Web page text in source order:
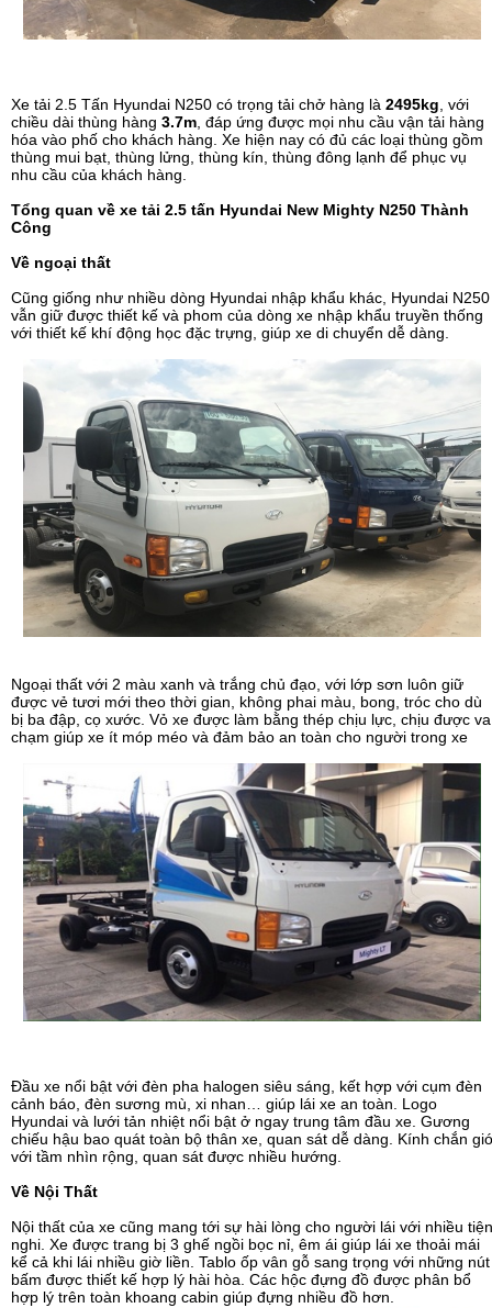
Xe tải 2.5 Tấn Hyundai N250 có trọng tải chở hàng là 2495kg, với
chiều dài thùng hàng 3.7m, đáp ứng được mọi nhu cầu vận tải hàng
hóa vào phố cho khách hàng. Xe hiện nay có đủ các loại thùng gồm
thùng mui bạt, thùng lửng, thùng kín, thùng đông lạnh để phục vụ
nhu cầu của khách hàng.
Tổng quan về xe tải 2.5 tấn Hyundai New Mighty N250 Thành
Công
Về ngoại thất
Cũng giống như nhiều dòng Hyundai nhập khẩu khác, Hyundai N250
vẫn giữ được thiết kế và phom của dòng xe nhập khẩu truyền thống
với thiết kế khí động học đặc trựng, giúp xe di chuyển dễ dàng.
Ngoại thất với 2 màu xanh và trắng chủ đạo, với lớp sơn luôn giữ
được vẻ tươi mới theo thời gian, không phai màu, bong, tróc cho dù
bị ba đập, cọ xước. Vỏ xe được làm bằng thép chịu lực, chịu được va
chạm giúp xe ít móp méo và đảm bảo an toàn cho người trong xe
Đầu xe nổi bật với đèn pha halogen siêu sáng, kết hợp với cụm đèn
cảnh báo, đèn sương mù, xi nhan… giúp lái xe an toàn. Logo
Hyundai và lưới tản nhiệt nổi bật ở ngay trung tâm đầu xe. Gương
chiếu hậu bao quát toàn bộ thân xe, quan sát dễ dàng. Kính chắn gió
với tầm nhìn rộng, quan sát được nhiều hướng.
Về Nội Thất
Nội thất của xe cũng mang tới sự hài lòng cho người lái với nhiều tiện
nghi. Xe được trang bị 3 ghế ngồi bọc nỉ, êm ái giúp lái xe thoải mái
kể cả khi lái nhiều giờ liền. Tablo ốp vân gỗ sang trọng với những nút
bấm được thiết kế hợp lý hài hòa. Các hộc đựng đồ được phân bổ
hợp lý trên toàn khoang cabin giúp đựng nhiều đồ hơn.